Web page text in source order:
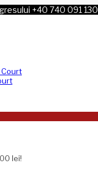
+40 740 091 130
lei!